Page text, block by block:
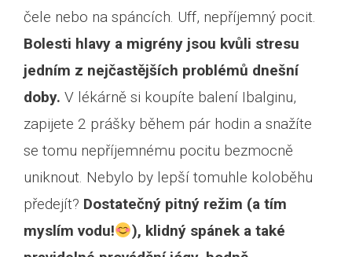
čele nebo na spáncích. Uff, nepříjemný pocit.
Bolesti hlavy a migrény jsou kvůli stresu
jedním z nejčastějších problémů dnešní
doby. V lékárně si koupíte balení Ibalginu,
zapijete 2 prášky během pár hodin a snažíte
se tomu nepříjemnému pocitu bezmocně
uniknout. Nebylo by lepší tomuhle koloběhu
předejít? Dostatečný pitný režim (a tím
myslím vodu!
), klidný spánek a také